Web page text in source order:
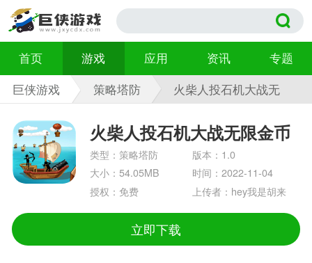
首页 游戏 应用 资讯
专题
巨侠游戏
策略塔防
火柴人投石机大战无
火柴人投石机大战无限金币
版
类型：策略塔防
版本：1.0
大小：54.05MB
时间：2022-11-04
授权：免费
上传者：hey我是胡来
立即下载